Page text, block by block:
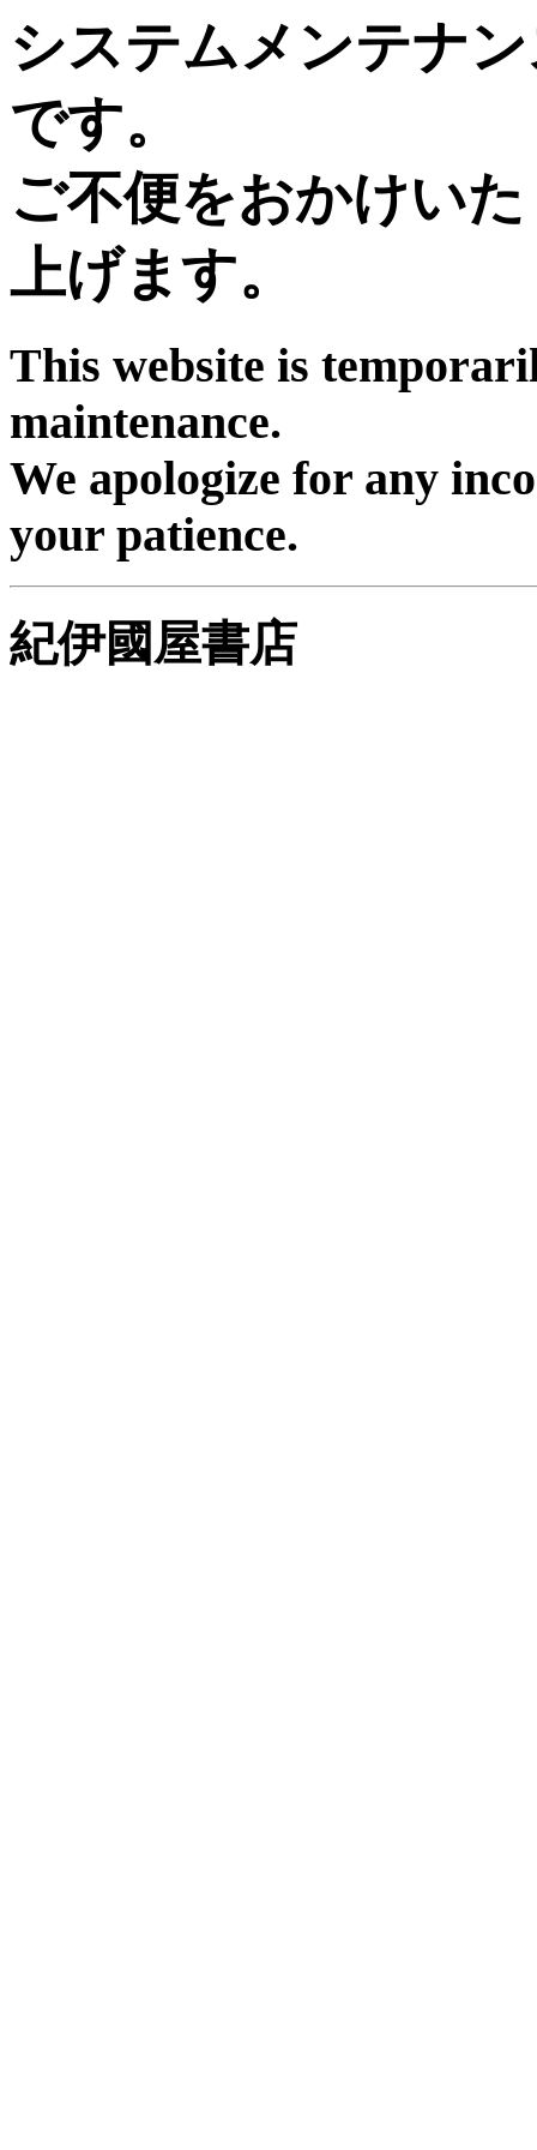
システムメンテナ
です。
ご不便をおかけい
上げます。
This website is
maintenance.
We apologize for any
your patience.
紀伊國屋書店